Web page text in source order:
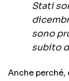
Stati
sono
subito
Anche